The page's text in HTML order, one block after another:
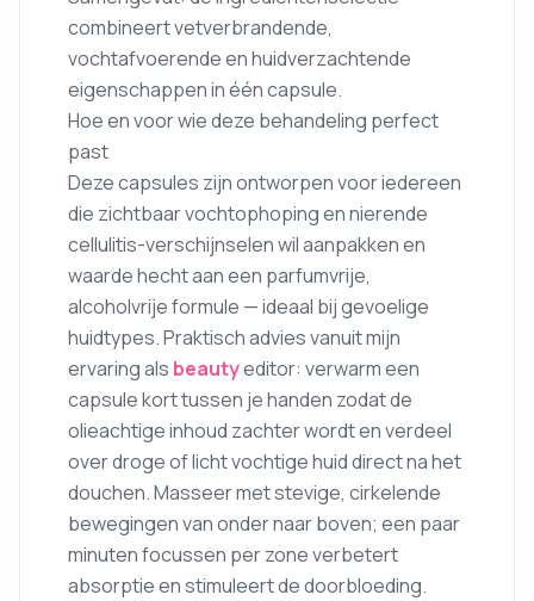
combineert vetverbrandende,
vochtafvoerende en huidverzachtende
eigenschappen in één capsule.
Hoe en voor wie deze behandeling perfect
past
Deze capsules zijn ontworpen voor iedereen
die zichtbaar vochtophoping en nierende
cellulitis-verschijnselen wil aanpakken en
waarde hecht aan een parfumvrije,
alcoholvrije formule — ideaal bij gevoelige
huidtypes. Praktisch advies vanuit mijn
ervaring als beautyeditor: verwarm een
capsule kort tussen je handen zodat de
olieachtige inhoud zachter wordt en verdeel
over droge of licht vochtige huid direct na het
douchen. Masseer met stevige, cirkelende
bewegingen van onder naar boven; een paar
minuten focussen per zone verbetert
absorptie en stimuleert de doorbloeding.